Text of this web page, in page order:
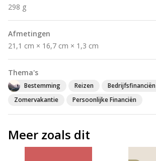
298 g
Afmetingen
21,1 cm × 16,7 cm × 1,3 cm
Thema's
Bestemming Reizen
Bedrijfsfinanciën
Zomervakantie
Persoonlijke Financiën
Meer zoals dit